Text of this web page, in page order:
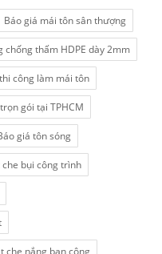
Báo giá mái tôn sân thượng
chống thấm HDPE dày 2mm
công làm mái tôn
gói tại TPHCM
giá tôn sóng
che bụi công trình
che nắng ban công